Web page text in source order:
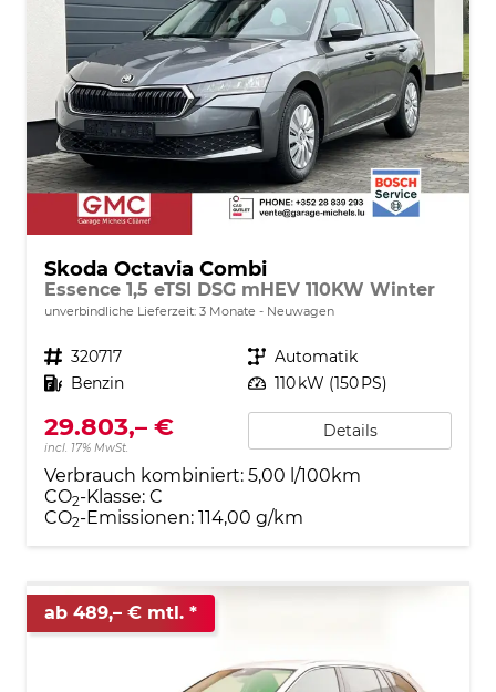
Skoda Octavia Combi
Essence 1,5 eTSI DSG mHEV 110KW Winter
unverbindliche Lieferzeit: 3 Monate Neuwagen
Fahrzeugnr. 320717 Getriebe Automatik
Kraftstoff Benzin Leistung 110 kW (150 PS)
29.803,– €
incl. 17% MwSt.
Details
Verbrauch kombiniert: 5,00 l/100km
CO2-Klasse: C
CO2-Emissionen: 114,00 g/km
ab 489,– € mtl.